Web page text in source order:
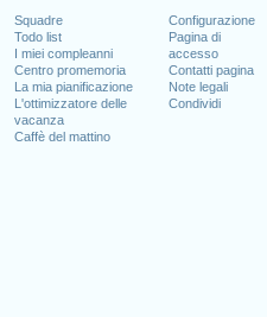
Squadre
Todo list
I miei compleanni
Centro promemoria
La mia pianificazione
L'ottimizzatore delle
vacanza
Caffè del mattino
Configurazione
Pagina di
accesso
Contatti pagina
Note legali
Condividi